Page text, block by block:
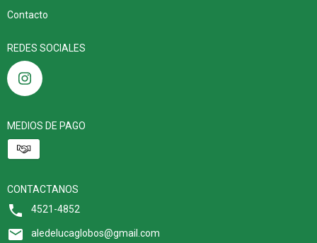
Contacto
REDES SOCIALES
MEDIOS DE PAGO
CONTACTANOS
4521-4852
aledelucaglobos@gmail.com